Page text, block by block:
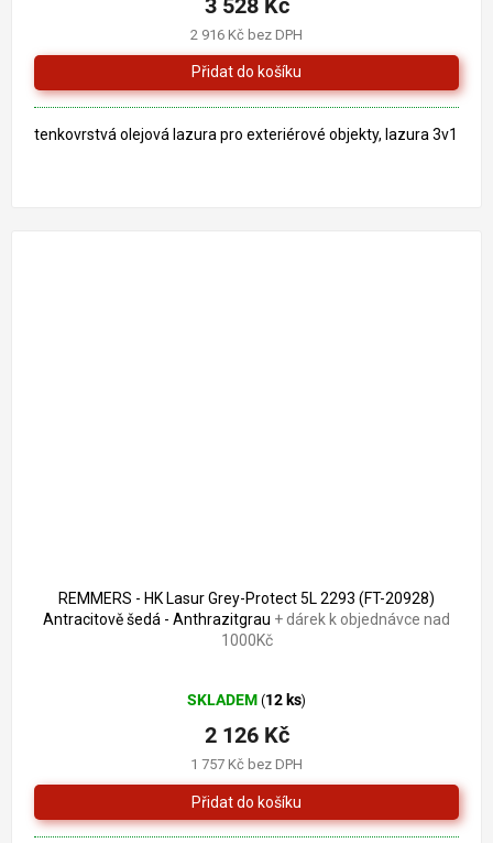
je
4,0
z
5
hvězdiček.
2 916 Kč bez DPH
3 528 Kč
tenkovrstvá olejová lazura pro exteriérové objekty, lazura 3v1
REMMERS - HK Lasur Grey-Protect 5L 2293 (FT-20928)
Antracitově šedá - Anthrazitgrau + dárek k objednávce nad
1000Kč
hodnocení
produktu
je
5,0
z
5
hvězdiček.
SKLADEM (12 ks)
1 757 Kč bez DPH
2 126 Kč